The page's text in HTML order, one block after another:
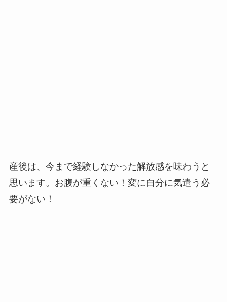
産後は、今まで経験しなかった解放感を味わうと
思います。お腹が重くない！変に自分に気遣う必
要がない！